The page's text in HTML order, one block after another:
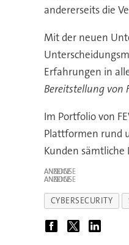
andererseits die
Mit der neuen
Erfahrungen in
Bereitstellung von
Im Portfolio von
Plattformen rund
Kunden sämtliche
ANZEIGE
ANZEIGE
CYBERSECURITY